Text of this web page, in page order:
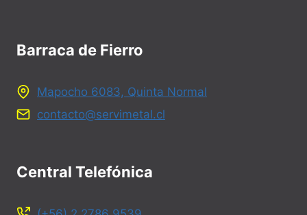
Barraca de Fierro
Mapocho 6083, Quinta Normal
contacto@servimetal.cl
Central Telefónica